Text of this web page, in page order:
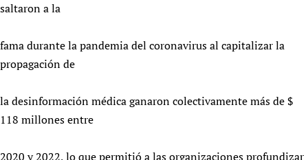
saltaron a la
fama durante la pandemia del coronavirus al capitalizar la
propagación de
la desinformación médica ganaron colectivamente más de $
118 millones entre
2020 y 2022, lo que permitió a las organizaciones profundizar